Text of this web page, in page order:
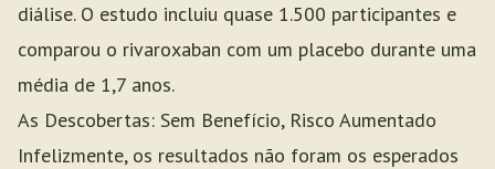
diálise. O estudo incluiu quase 1.500 participantes e
comparou o rivaroxaban com um placebo durante uma
média de 1,7 anos.
As Descobertas: Sem Benefício, Risco Aumentado
Infelizmente, os resultados não foram os esperados